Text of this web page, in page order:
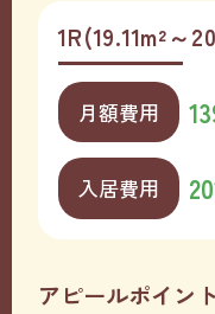
1R(19.11m²～
月額費用
入居費用
アピールポイント